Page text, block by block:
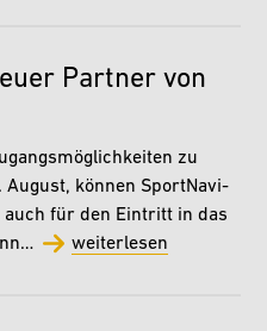
Partner von
zu
können SportNavi-
für den Eintritt in das
weiterlesen